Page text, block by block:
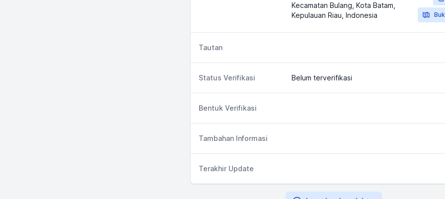
Kecamatan Bulang, Kota Batam,
Kepulauan Riau, Indonesia
Tautan
Status Verifikasi Belum terverifikasi
Bentuk Verifikasi
Tambahan Informasi
Terakhir Update